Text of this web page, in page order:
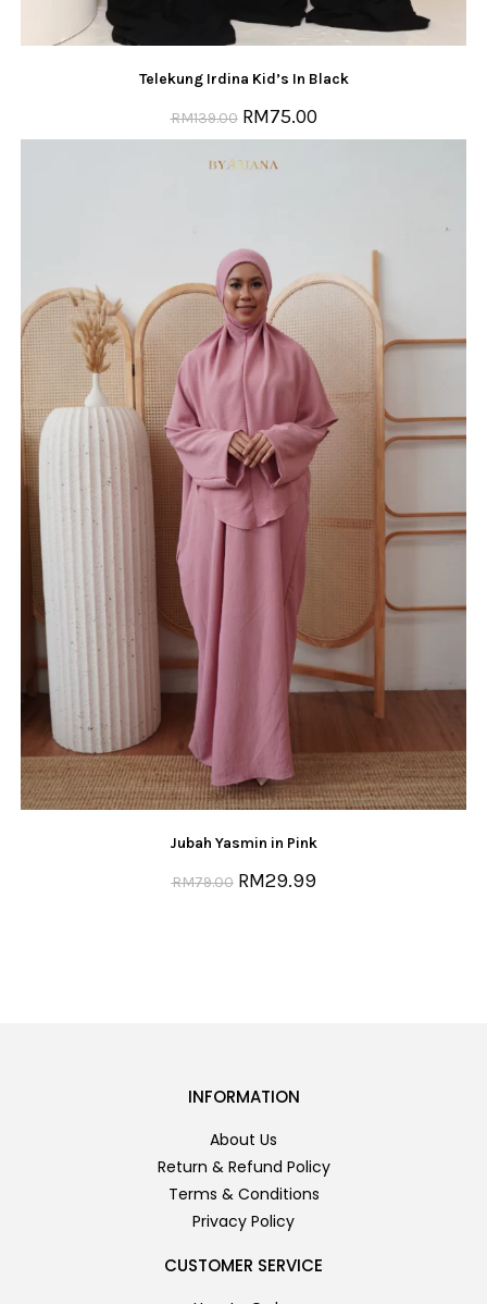
Telekung Irdina Kid’s In Black
RM139.00 RM75.00
Jubah Yasmin in Pink
RM79.00 RM29.99
INFORMATION
About Us
Return & Refund Policy
Terms & Conditions
Privacy Policy
CUSTOMER SERVICE